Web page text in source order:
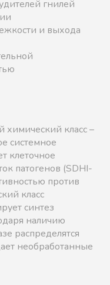
гнилей
и выхода
химический класс –
системное
клеточное
патогенов (SDHI-
против
класс
синтез
наличию
распределятся
необработанные